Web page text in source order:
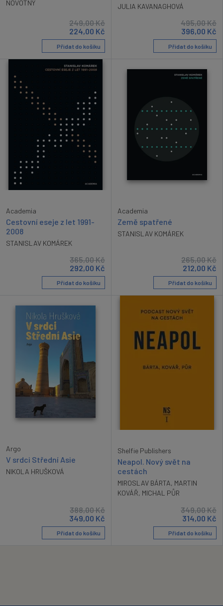
NOVOTNÝ
249,00Kč
224,00 Kč
Přidat do košíku
JULIA KAVANAGHOVÁ
495,00Kč
396,00 Kč
Přidat do košíku
Academia
Cestovní eseje z let 1991-
2008
STANISLAV KOMÁREK
365,00Kč
292,00 Kč
Přidat do košíku
Academia
Země spatřené
STANISLAV KOMÁREK
265,00Kč
212,00 Kč
Přidat do košíku
Argo
V srdci Střední Asie
NIKOLA HRUŠKOVÁ
388,00Kč
349,00 Kč
Přidat do košíku
Shelfie Publishers
Neapol. Nový svět na
cestách
MIROSLAV BÁRTA, MARTIN
KOVÁŘ, MICHAL PŮR
349,00Kč
314,00 Kč
Přidat do košíku